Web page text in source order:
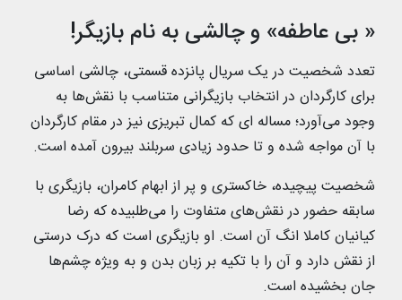
« بی عاطفه» و چالشی به نام بازیگر!
تعدد شخصیت در یک سریال پانزده قسمتی، چالشی اساسی
برای کارگردان در انتخاب بازیگرانی متناسب با نقش‌ها به
وجود می‌آورد؛ مساله ای که کمال تبریزی نیز در مقام کارگردان
با آن مواجه شده و تا حدود زیادی سربلند بیرون آمده است.
شخصیت پیچیده، خاکستری و پر از ابهام کامران، بازیگری با
سابقه حضور در نقش‌های متفاوت را می‌طلبیده که رضا
کیانیان کاملا انگ آن است. او بازیگری است که درک درستی
از نقش دارد و آن را با تکیه بر زبان بدن و به ویژه چشم‌ها
جان بخشیده است.